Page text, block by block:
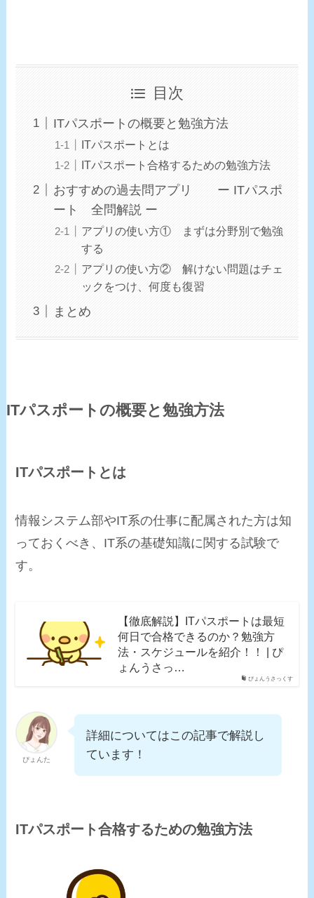
目次
ITパスポートの概要と勉強方法
ITパスポートとは
ITパスポート合格するための勉強方法
おすすめの過去問アプリ ー ITパスポ
ート 全問解説 ー
アプリの使い方① まずは分野別で勉強
する
アプリの使い方② 解けない問題はチェ
ックをつけ、何度も復習
まとめ
ITパスポートの概要と勉強方法
ITパスポートとは
情報システム部やIT系の仕事に配属された方は知
っておくべき、IT系の基礎知識に関する試験で
す。
ぴょんうさっくす
【徹底解説】ITパスポートは最短
何日で合格できるのか？勉強方
法・スケジュールを紹介！！ | ぴ
ょんうさっ…
ぴょんた
詳細についてはこの記事で解説し
ています！
ITパスポート合格するための勉強方法